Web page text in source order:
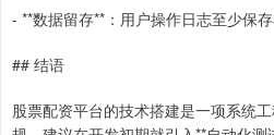
- **数据留存**：用户操作日志至少保
## 结语
股票配资平台的技术搭建是一项系统